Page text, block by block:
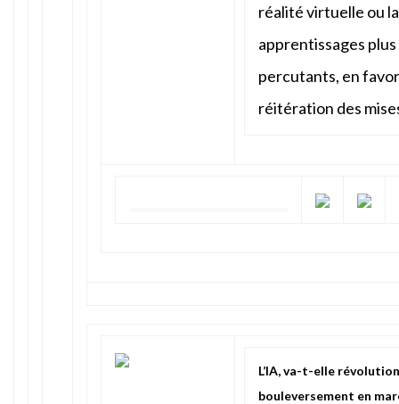
réalité virtuelle ou
apprentissages
percutants, en
réitération des
L’IA, va-t-elle
bouleversement en